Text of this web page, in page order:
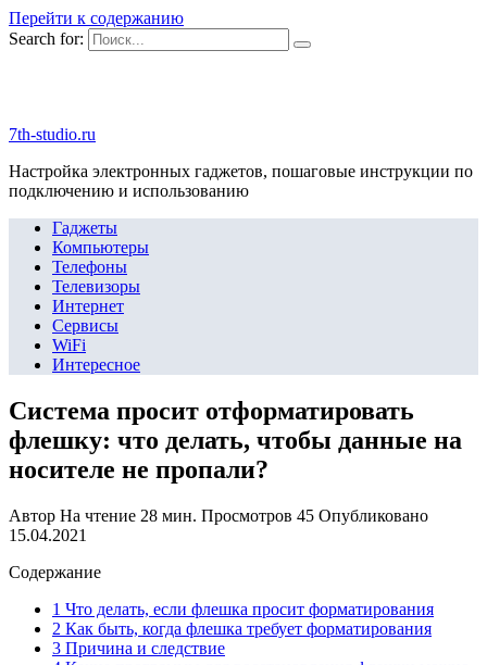
Перейти к содержанию
Search for:
7th-studio.ru
Настройка электронных гаджетов, пошаговые инструкции по
подключению и использованию
Гаджеты
Компьютеры
Телефоны
Телевизоры
Интернет
Сервисы
WiFi
Интересное
Система просит отформатировать
флешку: что делать, чтобы данные на
носителе не пропали?
Автор На чтение 28 мин. Просмотров 45 Опубликовано
15.04.2021
Содержание
1 Что делать, если флешка просит форматирования
2 Как быть, когда флешка требует форматирования
3 Причина и следствие